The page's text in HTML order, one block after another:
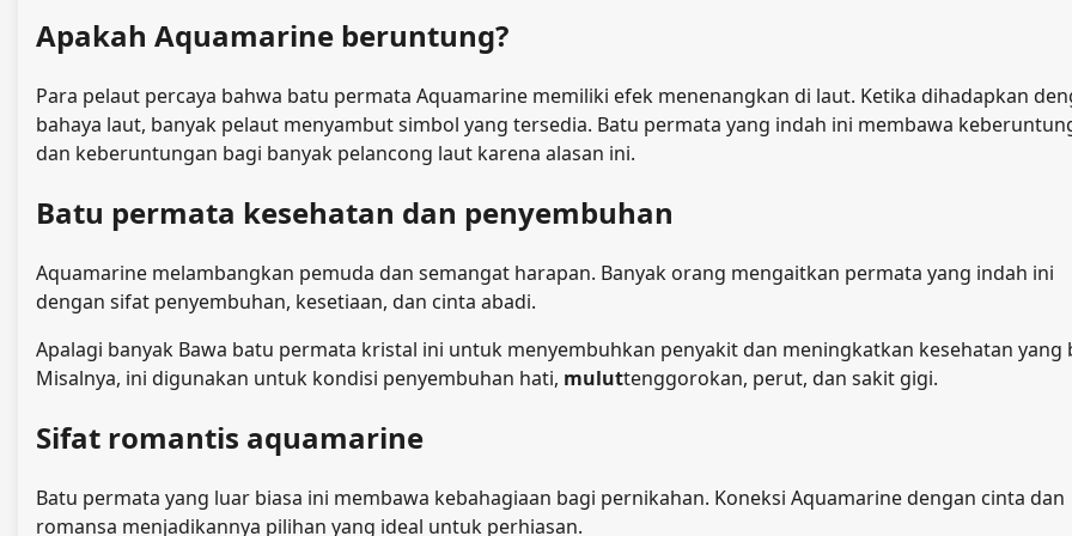
Apakah Aquamarine beruntung?
Para pelaut percaya bahwa batu permata Aquamarine memiliki efek menenangkan di laut. Ketika dihadapkan
bahaya laut, banyak pelaut menyambut simbol yang tersedia. Batu permata yang indah ini membawa
dan keberuntungan bagi banyak pelancong laut karena alasan ini.
Batu permata kesehatan dan penyembuhan
Aquamarine melambangkan pemuda dan semangat harapan. Banyak orang mengaitkan permata yang indah ini
dengan sifat penyembuhan, kesetiaan, dan cinta abadi.
Apalagi banyak Bawa batu permata kristal ini untuk menyembuhkan penyakit dan meningkatkan kesehatan yang
Misalnya, ini digunakan untuk kondisi penyembuhan hati, muluttenggorokan, perut, dan sakit gigi.
Sifat romantis aquamarine
Batu permata yang luar biasa ini membawa kebahagiaan bagi pernikahan. Koneksi Aquamarine dengan cinta dan
romansa menjadikannya pilihan yang ideal untuk perhiasan.